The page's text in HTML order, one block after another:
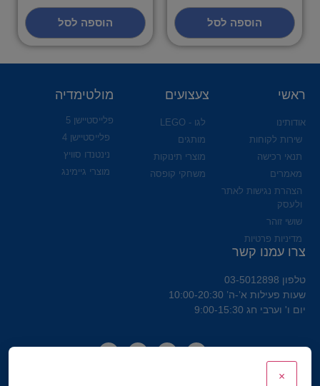
הוספה לסל הוספה לסל
ראשי
אודותינו
שירות לקוחות
תנאי רכישה
מאמרים
הצהרת נגישות לאתר
ולעסק
שושי זוהר
מדיניות פרטיות
צעצועים
לגו - LEGO
מותגים
מוצרי תינוקות
משחקי קופסה
מולטימדיה
פלייסטיישן 5
פלייסטיישן 4
נינטנדו סוויץ
מוצרי גיימינג
צרו עמנו קשר
טלפון 03-5012898
שעות פעילות א’-ה’ 10:00-20:30
יום ו' וערבי חג 9:00-15:30
×